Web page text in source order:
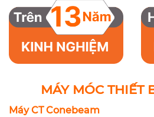
MÁY MÓC THIẾT
Máy CT Conebeam